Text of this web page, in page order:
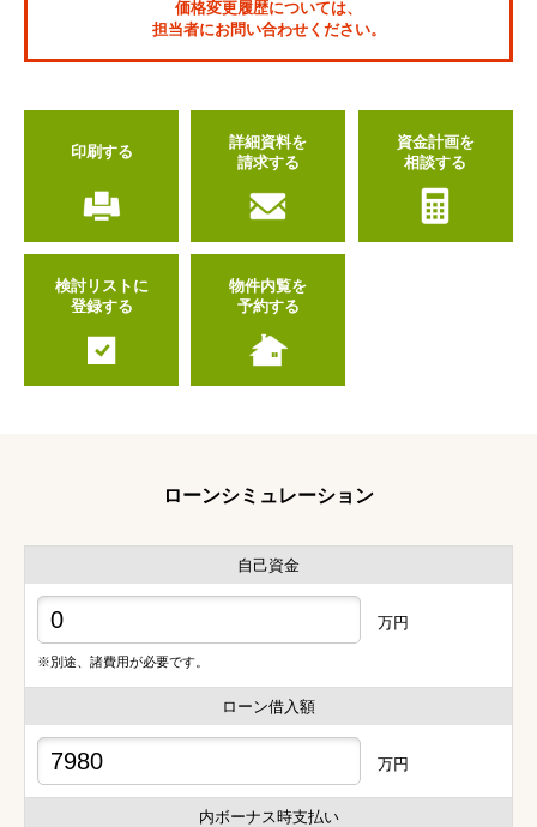
価格変更履歴については、
担当者にお問い合わせください。
印刷する
詳細資料を
請求する
資金計画を
相談する
検討リストに
登録する
物件内覧を
予約する
ローンシミュレーション
自己資金
万円
※別途、諸費用が必要です。
ローン借入額
万円
内ボーナス時支払い